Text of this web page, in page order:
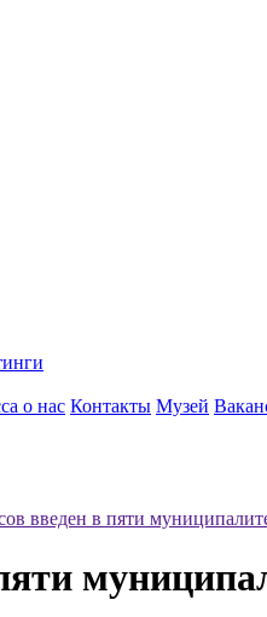
о нас Контакты Музей
введен в пяти